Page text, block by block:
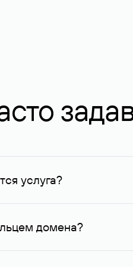
услуга?
в Руцентре и у
домена?
его контактные данные,